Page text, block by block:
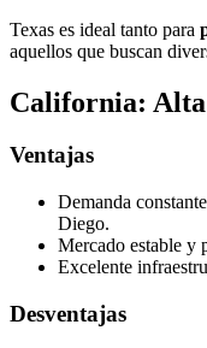
Texas es ideal tanto para
aquellos que buscan
California: Alta
Ventajas
Demanda
Diego.
Mercado estable y
Excelente
Desventajas